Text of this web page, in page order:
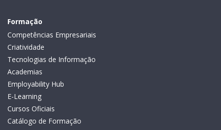
Formação
Competências Empresariais
Criatividade
Tecnologias de Informação
Academias
Employability Hub
E-Learning
Cursos Oficiais
Catálogo de Formação